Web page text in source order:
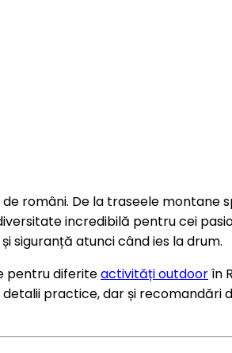
români. De la traseele montane
incredibilă pentru cei
și siguranță atunci când ies la drum.
pentru diferiteactivități outdoorîn
practice, dar și recomandări